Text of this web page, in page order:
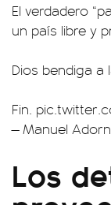
El verdadero
un país libre y
Dios bendiga a
Fin.
— Manuel
Los